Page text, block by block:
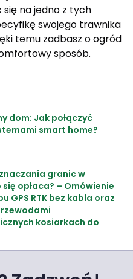
na jedno z tych
swojego trawnika
temu zadbasz o ogród
sposób.
dom: Jak połączyć
smart home?
granic w
opłaca? – Omówienie
GPS RTK bez kabla oraz
kosiarkach do